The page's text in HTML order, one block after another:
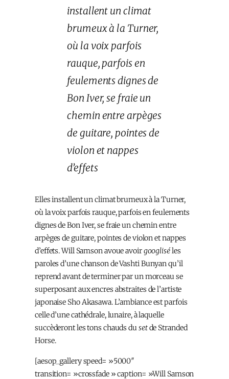
installent un climat
brumeux à la Turner,
où la voix parfois
rauque, parfois en
feulements dignes de
Bon Iver, se fraie un
chemin entre arpèges
de guitare, pointes de
violon et nappes
d’effets
Elles installent un climat brumeux à la Turner,
où la voix parfois rauque, parfois en feulements
dignes de Bon Iver, se fraie un chemin entre
arpèges de guitare, pointes de violon et nappes
d’effets. Will Samson avoue avoirgoogliséles
paroles d’une chanson de Vashti Bunyan qu’il
reprend avant de terminer par un morceau se
superposant aux encres abstraites de l’artiste
japonaise Sho Akasawa. L’ambiance est parfois
celle d’une cathédrale, lunaire, à laquelle
succèderont les tons chauds dusetde Stranded
Horse.
[aesop_gallery speed= »5000″
transition= »crossfade » caption= »Will Samson